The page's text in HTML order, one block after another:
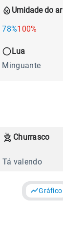
Umidade do ar
78%100%
Lua
Minguante
Churrasco
Tá valendo
Gráfico